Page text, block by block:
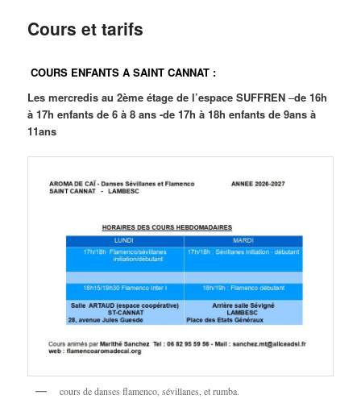
Cours et tarifs
COURS ENFANTS A SAINT CANNAT :
Les mercredis au 2ème étage de l’espace SUFFREN –de 16h
à 17h enfants de 6 à 8 ans-de 17h à 18h enfants de 9ans à
11ans
cours de danses flamenco, sévillanes, et rumba.